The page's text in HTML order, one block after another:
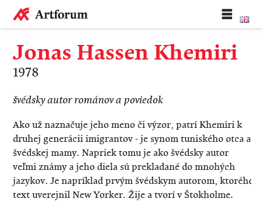
Jonas Hassen Khemiri
1978
švédsky autor románov a poviedok
Ako už naznačuje jeho meno či výzor, patrí Khemirik
druhej generácii imigrantov - je synom tuniského otca a
švédskej mamy. Napriek tomu je ako švédsky autor
veľmi známy a jeho diela sú prekladané do mnohých
jazykov. Je napríklad prvým švédskym autorom, ktorého
text uverejnil New Yorker. Žije a tvorí v Štokholme.